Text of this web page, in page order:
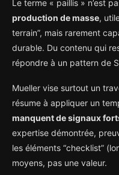
Le terme « paillis » n’est
production de masse,
terrain”, mais rarement
durable. Du contenu qui
répondre à un pattern de
Mueller vise surtout un
résume à appliquer un
manquent de signaux
expertise démontrée,
les éléments “checklist”
moyens, pas une valeur.